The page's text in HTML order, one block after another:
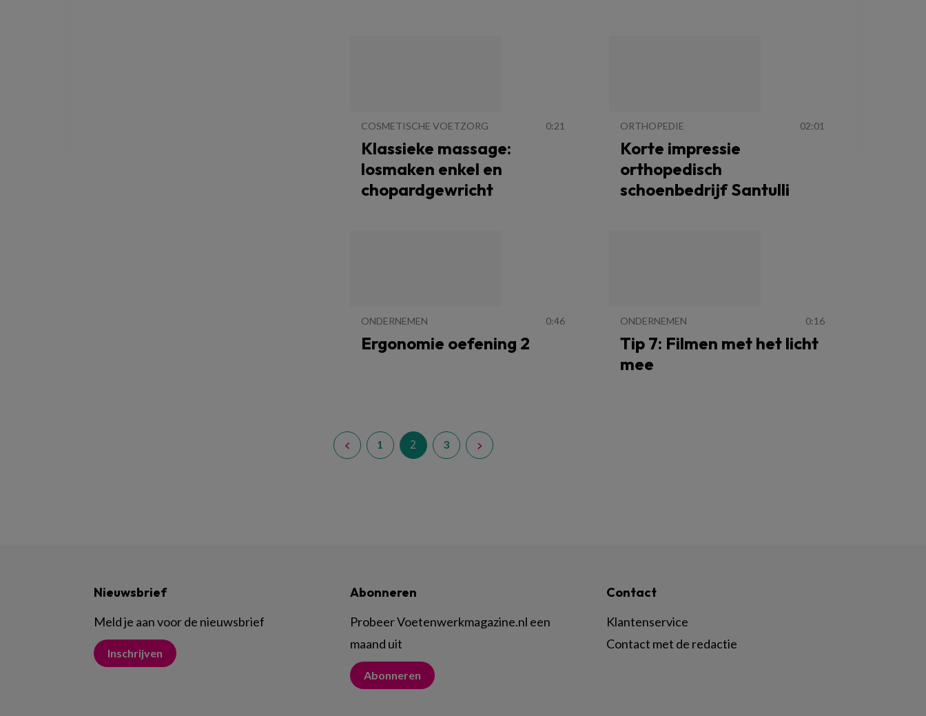
COSMETISCHE VOETZORG 0:21
Klassieke massage:
losmaken enkel en
chopardgewricht
ORTHOPEDIE 02:01
Korte impressie
orthopedisch
schoenbedrijf Santulli
ONDERNEMEN 0:46
Ergonomie oefening 2
ONDERNEMEN 0:16
Tip 7: Filmen met het licht
mee
1 2 3
Nieuwsbrief
Meld je aan voor de nieuwsbrief
Inschrijven
Abonneren
Probeer Voetenwerkmagazine.nl een
maand uit
Abonneren
Contact
Klantenservice
Contact met de redactie